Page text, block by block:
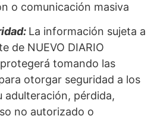
o comunicación masiva
La información sujeta a
de NUEVO DIARIO
protegerá tomando las
otorgar seguridad a los
adulteración, pérdida,
no autorizado o